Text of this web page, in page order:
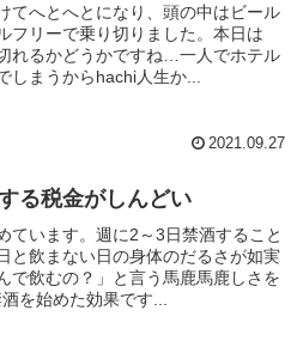
てへとへとになり、頭の中はビール
フリーで乗り切りました。本日は
れるかどうかですね…一人でホテル
しまうからhachi人生か...
2021.09.27
る税金がしんどい
ています。週に2～3日禁酒すること
と飲まない日の身体のだるさが如実
で飲むの？」と言う馬鹿馬鹿しさを
を始めた効果です...